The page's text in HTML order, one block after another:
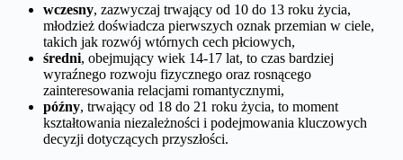
wczesny, zazwyczaj trwający od 10 do 13 roku życia,
młodzież doświadcza pierwszych oznak przemian w ciele,
takich jak rozwój wtórnych cech płciowych,
średni, obejmujący wiek 14-17 lat, to czas bardziej
wyraźnego rozwoju fizycznego oraz rosnącego
zainteresowania relacjami romantycznymi,
późny, trwający od 18 do 21 roku życia, to moment
kształtowania niezależności i podejmowania kluczowych
decyzji dotyczących przyszłości.